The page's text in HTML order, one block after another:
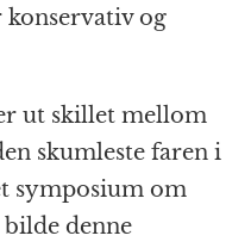
konservativ og
ut skillet mellom
skumleste faren i
symposium om
denne